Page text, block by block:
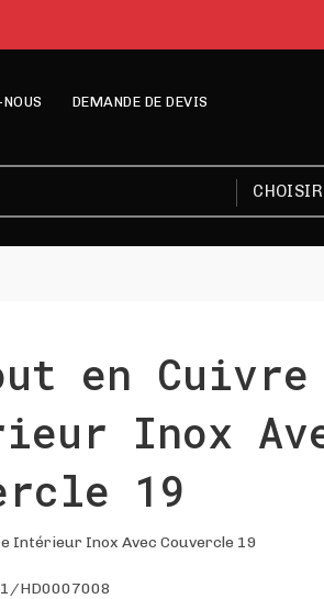
DEMANDE DE DEVIS
en Cuivre
Inox
19
Intérieur Inox Avec Couvercle 19
HD0007008